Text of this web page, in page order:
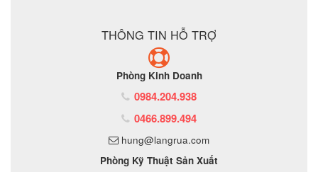
THÔNG TIN HỖ TRỢ
Phòng Kinh Doanh
0984.204.938
0466.899.494
hung@langrua.com
Phòng Kỹ Thuật Sản Xuất